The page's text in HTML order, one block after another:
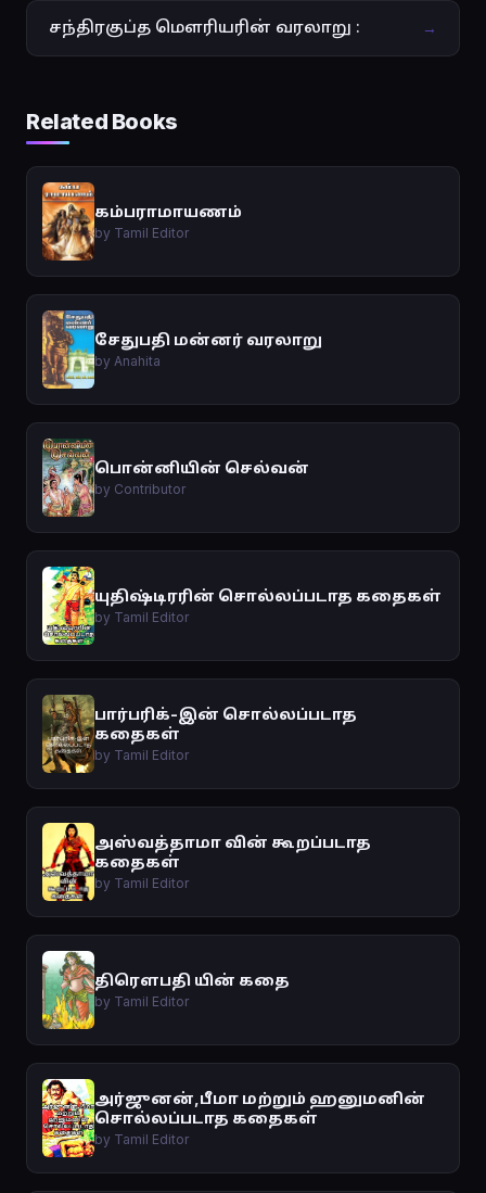
சந்திரகுப்த மௌரியரின் வரலாறு : →
Related Books
கம்பராமாயணம்
by Tamil Editor
சேதுபதி மன்னர் வரலாறு
by Anahita
பொன்னியின் செல்வன்
by Contributor
யுதிஷ்டிரரின் சொல்லப்படாத கதைகள்
by Tamil Editor
பார்பரிக்-இன் சொல்லப்படாத
கதைகள்
by Tamil Editor
அஸ்வத்தாமா வின் கூறப்படாத
கதைகள்
by Tamil Editor
திரௌபதி யின் கதை
by Tamil Editor
அர்ஜுனன்,பீமா மற்றும் ஹனுமனின்
சொல்லப்படாத கதைகள்
by Tamil Editor